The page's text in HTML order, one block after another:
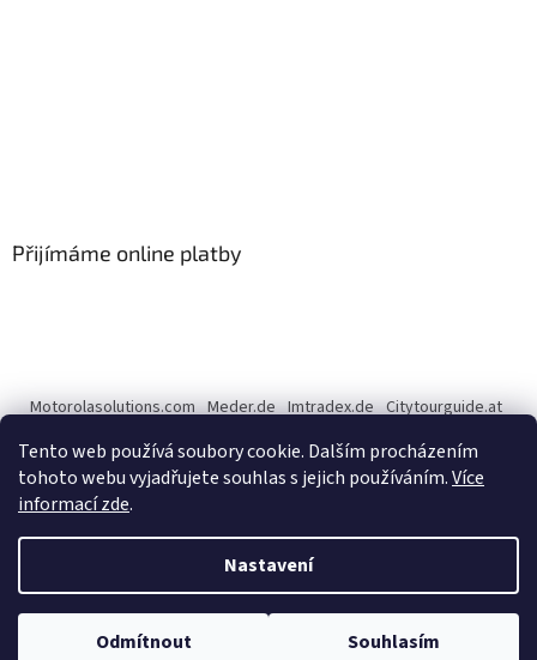
Tento web používá soubory cookie. Dalším procházením
tohoto webu vyjadřujete souhlas s jejich používáním.Více
informací zde.
Nastavení
Odmítnout Souhlasím
Přijímáme online platby
Motorolasolutions.com Meder.de Imtradex.de Citytourguide.at
Copyright 2026CENTERNET.cz. Všechna práva vyhrazena.Upravit